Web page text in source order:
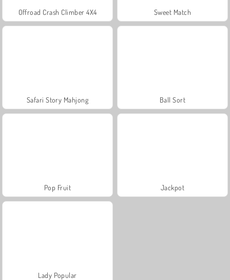
Offroad Crash Climber 4X4 Sweet Match
Safari Story Mahjong Ball Sort
Pop Fruit Jackpot
Lady Popular